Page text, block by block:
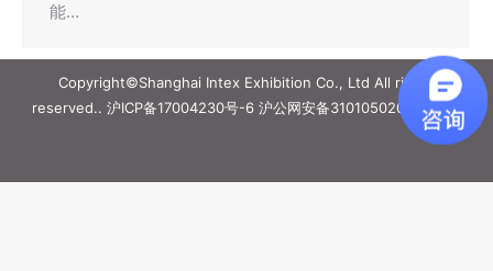
能…
Copyright©Shanghai Intex Exhibition Co., Ltd All rights
reserved.. 沪ICP备17004230号-6沪公网安备31010502006887号